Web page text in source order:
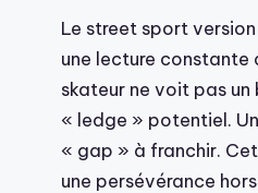
Le street sport
une lecture constante
skateur ne voit pas un
« ledge » potentiel.
« gap » à franchir.
une persévérance